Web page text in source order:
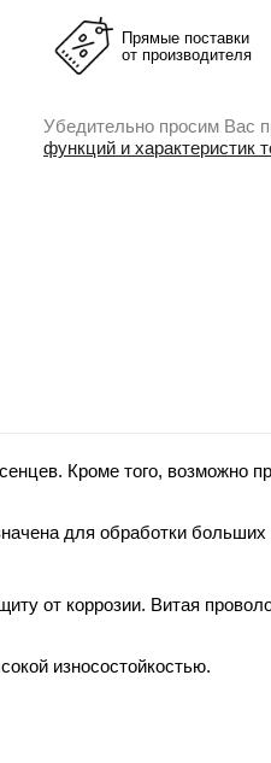
Прямые поставки
от производителя
Убедительно просим Вас
функций и характеристик
Кроме того, возможно
для обработки больших
от коррозии. Витая
износостойкостью.